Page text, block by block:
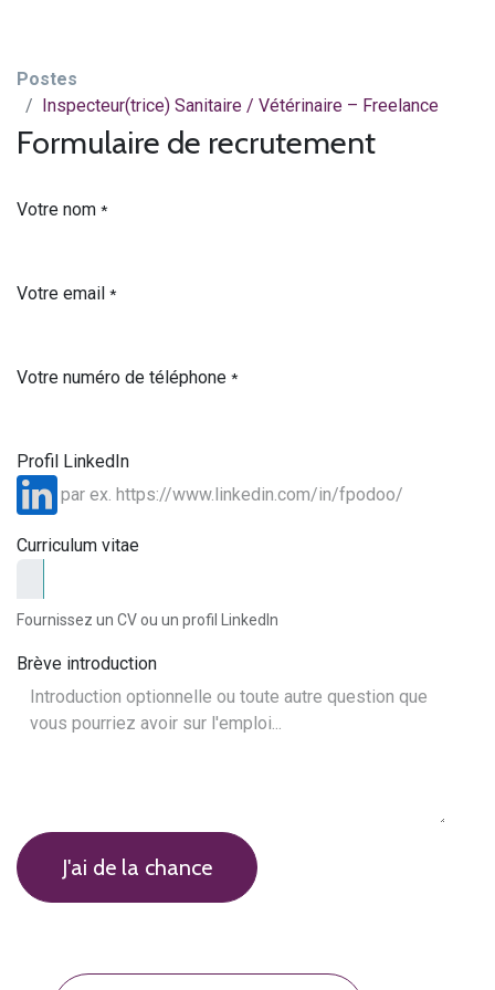
Postes
Inspecteur(trice) Sanitaire / Vétérinaire – Freelance
Formulaire de recrutement
Votre nom *
Votre email *
Votre numéro de téléphone *
Profil LinkedIn
Curriculum vitae
Fournissez un CV ou un profil LinkedIn
Brève introduction
J'ai de la chance